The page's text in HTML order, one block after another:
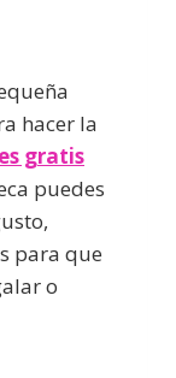
hacer la
gratis
puedes
para que
o